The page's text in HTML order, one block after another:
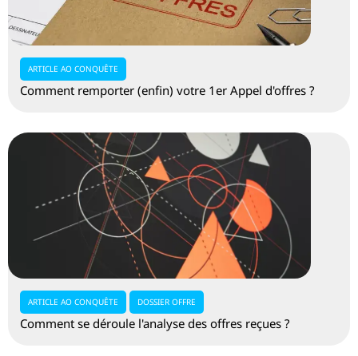
ARTICLE AO CONQUÊTE
Comment remporter (enfin) votre 1er Appel d'offres ?
ARTICLE AO CONQUÊTE DOSSIER OFFRE
Comment se déroule l'analyse des offres reçues ?